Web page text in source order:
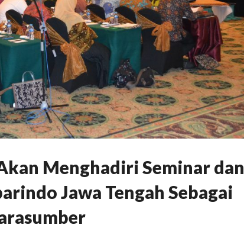
Menghadiri Seminar dan
Jawa Tengah Sebagai